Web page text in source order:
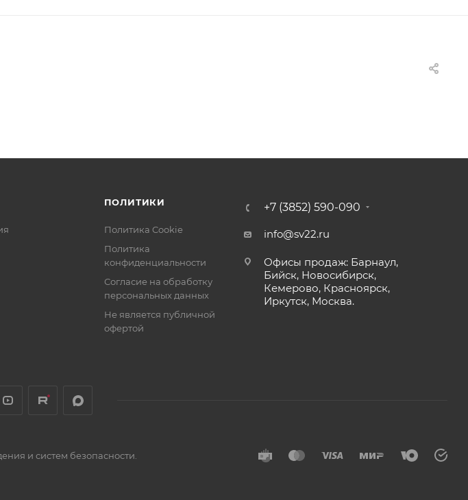
ПОЛИТИКИ
Политика Cookie
Политика
конфиденциальности
Согласие на обработку
персональных данных
Не является публичной
офертой
+7 (3852) 590-090
info@sv22.ru
Офисы продаж: Барнаул,
Бийск, Новосибирск,
Кемерово, Красноярск,
Иркутск, Москва.
и систем безопасности.